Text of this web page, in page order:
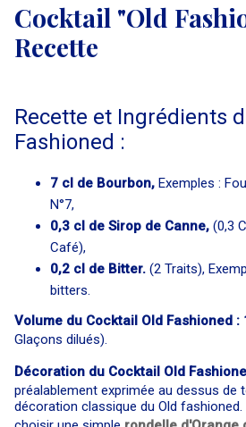
Cocktail "Old
Recette
Recette et Ingrédients
Fashioned :
7 cl de Bourbon, Exemples :
N°7,
0,3 cl de Sirop de Canne, (0,3
Café),
0,2 cl de Bitter. (2 Traits),
bitters.
Volume du Cocktail Old Fashioned :
Glaçons dilués).
Décoration du Cocktail Old
préalablement exprimée au dessus de
décoration classique du Old